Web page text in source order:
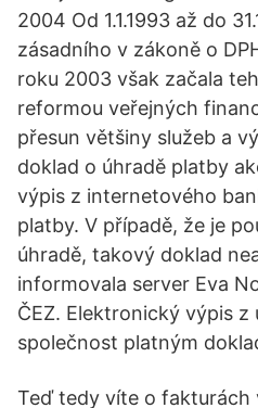
2004 Od 1.1.1993 až do
zásadního v zákoně o
roku 2003 však začala
reformou veřejných
přesun většiny služeb a
doklad o úhradě platby
výpis z internetového
platby. V případě, že je
úhradě, takový doklad
informovala server Eva
ČEZ. Elektronický výpis z
společnost platným
Teď tedy víte o fakturách